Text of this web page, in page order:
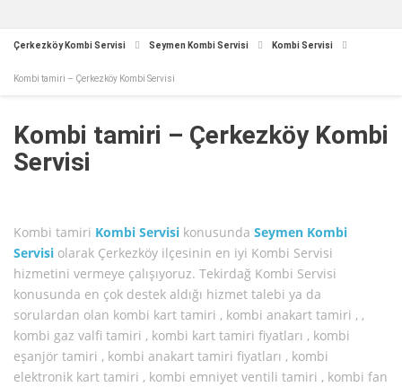
Çerkezköy Kombi Servisi Seymen Kombi Servisi Kombi Servisi
Kombi tamiri – Çerkezköy Kombi Servisi
Kombi tamiri – Çerkezköy Kombi
Servisi
Kombi tamiri Kombi Servisi konusunda Seymen Kombi
Servisi olarak Çerkezköy ilçesinin en iyi Kombi Servisi
hizmetini vermeye çalışıyoruz. Tekirdağ Kombi Servisi
konusunda en çok destek aldığı hizmet talebi ya da
sorulardan olan kombi kart tamiri , kombi anakart tamiri , ,
kombi gaz valfi tamiri , kombi kart tamiri fiyatları , kombi
eşanjör tamiri , kombi anakart tamiri fiyatları , kombi
elektronik kart tamiri , kombi emniyet ventili tamiri , kombi fan